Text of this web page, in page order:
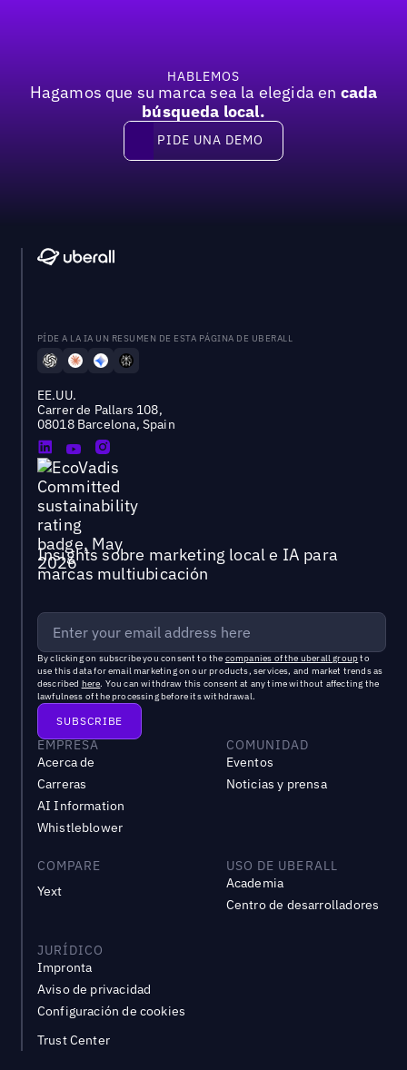
HABLEMOS
Hagamos que su marca sea la elegida en cada
búsqueda local.
Pide una demo
PIDE UNA DEMO
PÍDE A LA IA UN RESUMEN DE ESTA PÁGINA DE UBERALL
EE.UU.
Carrer de Pallars 108,
08018 Barcelona, Spain
Insights sobre marketing local e IA para
marcas multiubicación
By clicking on subscribe you consent to the companies of the uberall groupto
use this data for email marketing on our products, services, and market trends as
described here. You can withdraw this consent at any time without affecting the
lawfulness of the processing before its withdrawal.
EMPRESA
Acerca de
Carreras
AI Information
Whistleblower
COMUNIDAD
Eventos
Noticias y prensa
COMPARE
Yext
USO DE UBERALL
Academia
Centro de desarrolladores
JURÍDICO
Impronta
Aviso de privacidad
Configuración de cookies
Trust Center